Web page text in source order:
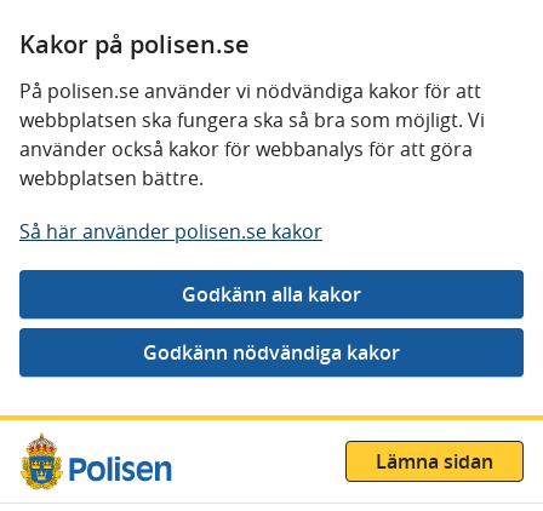
Kakor på polisen.se
På polisen.se använder vi nödvändiga kakor för att
webbplatsen ska fungera ska så bra som möjligt. Vi
använder också kakor för webbanalys för att göra
webbplatsen bättre.
Så här använder polisen.se kakor
Gå direkt till innehåll
Lämna sidan